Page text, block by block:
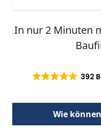
In nur 2 Minuten
392
Wie